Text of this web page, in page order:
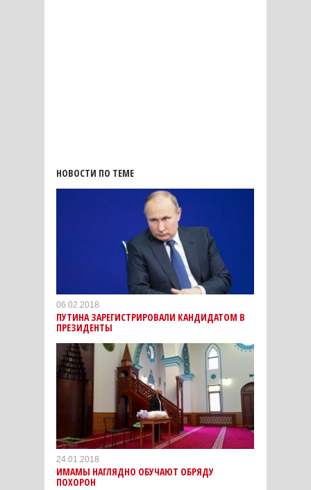
НОВОСТИ ПО ТЕМЕ
06.02.2018
ПУТИНА ЗАРЕГИСТРИРОВАЛИ КАНДИДАТОМ В
ПРЕЗИДЕНТЫ
24.01.2018
ИМАМЫ НАГЛЯДНО ОБУЧАЮТ ОБРЯДУ
ПОХОРОН